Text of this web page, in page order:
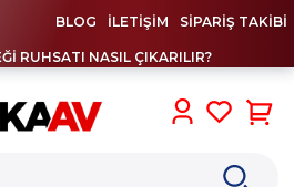
BLOG İLETİŞİM SİPARİŞ TAKİBİ
RUHSATI NASIL ÇIKARILIR?